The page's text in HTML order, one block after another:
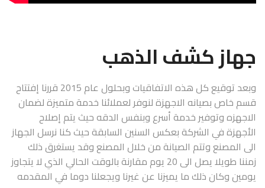
جهاز كشف الذهب
وبعد توقيع كل هذه الاتفاقيات وبحلول عام 2015 قررنا إفتتاح
قسم خاص بصيانه الاجهزة لنوفر لعملائنا خدمة متميزة لضمان
الاجهزه وتوفير خدمة أسرع وبنفس الدقه حيث يتم إصلاح
الأجهزة في الشركة بعكس السنين السابقة حيث كنا نرسل الجهاز
الى المصنع وتتم الصيانة من خلال المصنع وقد يستغرق ذلك
زمننا طويلا يصل الى 20 يوم مقارنة بالوقت الحالي الذي لا يتجاوز
يومين وكان ذلك ما يميزنا عن غيرنا ويجعلنا دوما في المقدمه